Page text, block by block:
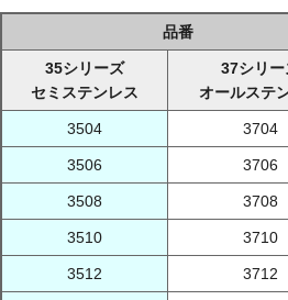
品番
35シリーズ
セミステンレス
37シリー
オールステ
3504 3704
3506 3706
3508 3708
3510 3710
3512 3712